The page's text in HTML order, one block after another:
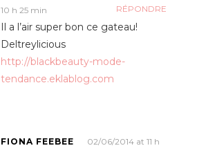
10 h 25 min
RÉPONDRE
Il a l’air super bon ce gateau!
Deltreylicious
http://blackbeauty-mode-
tendance.eklablog.com
FIONA FEEBEE
02/06/2014 at 11 h